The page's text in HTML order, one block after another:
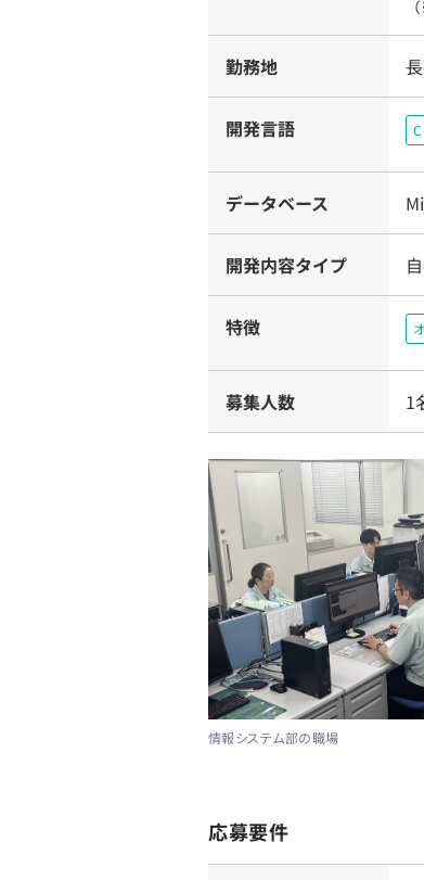
勤務地
開発言語
データベース
開発内容タイプ
特徴
募集人数 1
情報システム部の職場
応募要件